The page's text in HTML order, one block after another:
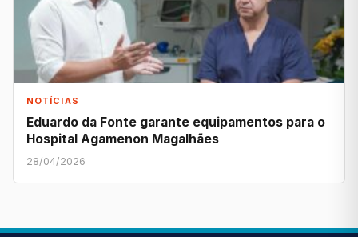
NOTÍCIAS
Eduardo da Fonte garante equipamentos para o
Hospital Agamenon Magalhães
28/04/2026